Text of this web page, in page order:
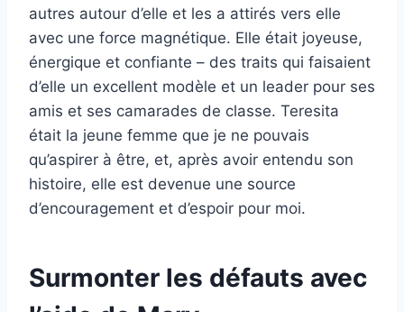
autres autour d’elle et les a attirés vers elle
avec une force magnétique. Elle était joyeuse,
énergique et confiante – des traits qui faisaient
d’elle un excellent modèle et un leader pour ses
amis et ses camarades de classe. Teresita
était la jeune femme que je ne pouvais
qu’aspirer à être, et, après avoir entendu son
histoire, elle est devenue une source
d’encouragement et d’espoir pour moi.
Surmonter les défauts avec